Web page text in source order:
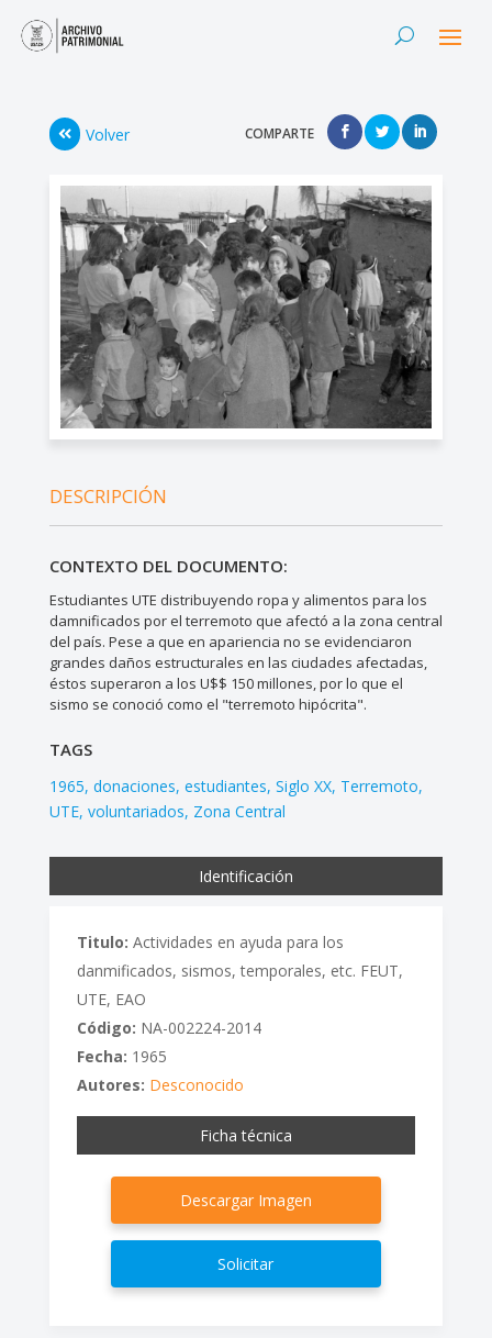
Volver COMPARTE
DESCRIPCIÓN
CONTEXTO DEL DOCUMENTO:
Estudiantes UTE distribuyendo ropa y alimentos para los
damnificados por el terremoto que afectó a la zona central
del país. Pese a que en apariencia no se evidenciaron
grandes daños estructurales en las ciudades afectadas,
éstos superaron a los U$$ 150 millones, por lo que el
sismo se conoció como el "terremoto hipócrita".
TAGS
1965 donaciones estudiantes Siglo XX Terremoto
UTE voluntariados Zona Central
Identificación
Titulo: Actividades en ayuda para los
danmificados, sismos, temporales, etc. FEUT,
UTE, EAO
Código: NA-002224-2014
Fecha: 1965
Autores: Desconocido
Ficha técnica
Descargar Imagen
Solicitar